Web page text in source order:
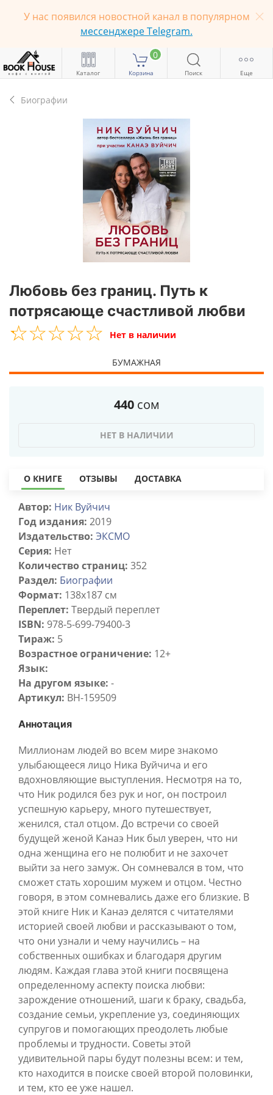
У нас появился новостной канал в популярном
мессенджере Telegram.
Каталог
0
Корзина Поиск Еще
Биографии
Любовь без границ. Путь к
потрясающе счастливой любви
☆☆☆☆☆
★★★★★ Нет в наличии
БУМАЖНАЯ
440 сом
НЕТ В НАЛИЧИИ
О КНИГЕ ОТЗЫВЫ ДОСТАВКА
Автор: Ник Вуйчич
Год издания: 2019
Издательство: ЭКСМО
Серия: Нет
Количество страниц: 352
Раздел: Биографии
Формат: 138x187 см
Переплет: Твердый переплет
ISBN: 978-5-699-79400-3
Тираж: 5
Возрастное ограничение: 12+
Язык:
На другом языке: -
Артикул: BH-159509
Аннотация
Миллионам людей во всем мире знакомо
улыбающееся лицо Ника Вуйчича и его
вдохновляющие выступления. Несмотря на то,
что Ник родился без рук и ног, он построил
успешную карьеру, много путешествует,
женился, стал отцом. До встречи со своей
будущей женой Канаэ Ник был уверен, что ни
одна женщина его не полюбит и не захочет
выйти за него замуж. Он сомневался в том, что
сможет стать хорошим мужем и отцом. Честно
говоря, в этом сомневались даже его близкие. В
этой книге Ник и Канаэ делятся с читателями
историей своей любви и рассказывают о том,
что они узнали и чему научились – на
собственных ошибках и благодаря другим
людям. Каждая глава этой книги посвящена
определенному аспекту поиска любви:
зарождение отношений, шаги к браку, свадьба,
создание семьи, укрепление уз, соединяющих
супругов и помогающих преодолеть любые
проблемы и трудности. Советы этой
удивительной пары будут полезны всем: и тем,
кто находится в поиске своей второй половинки,
и тем, кто ее уже нашел.